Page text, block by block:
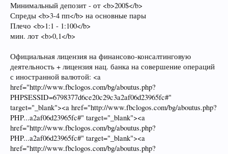
Минимальный депозит - от <b>200$</b>
Спреды <b>3-4 пп</b> на основные пары
Плечо <b>1:1 - 1:100</b>
мин. лот <b>0,1</b>
Официальная лицензия на финансово-консалтинговую
деятельность + лицензия нац. банка на совершение операций
с иностранной валютой: <a
href="http://www.fbclogos.com/bg/aboutus.php?
PHPSESSID=6798377d6ce20c29c3a2af06d23965fc#"
target="_blank"><a href="http://www.fbclogos.com/bg/aboutus.php?
PHP...a2af06d23965fc#" target="_blank"><a
href="http://www.fbclogos.com/bg/aboutus.php?
PHP...a2af06d23965fc#" target="_blank"><a
href="http://www.fbclogos.com/bg/aboutus.php?